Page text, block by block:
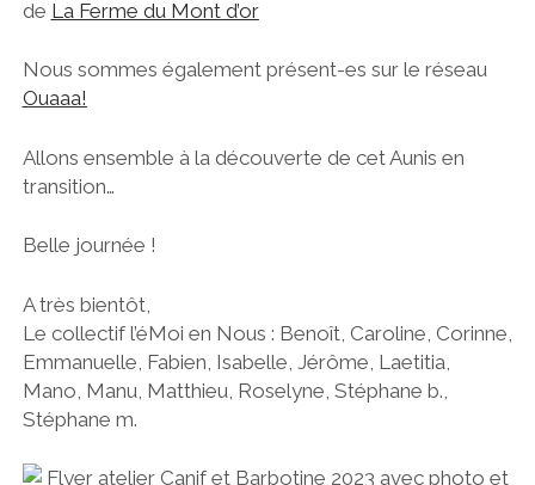
de La Ferme du Mont d’or
Nous sommes également présent-es sur le réseau
Ouaaa!
Allons ensemble à la découverte de cet Aunis en
transition…
Belle journée !
A très bientôt,
Le collectif l’éMoi en Nous : Benoît, Caroline, Corinne,
Emmanuelle, Fabien, Isabelle, Jérôme, Laetitia,
Mano, Manu, Matthieu, Roselyne, Stéphane b.,
Stéphane m.